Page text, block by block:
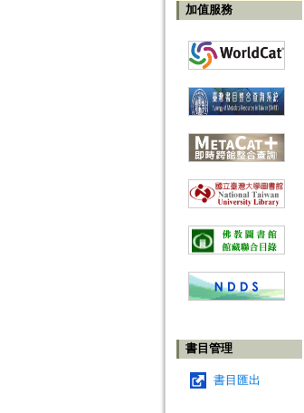
加值服務
書目管理
書目匯出